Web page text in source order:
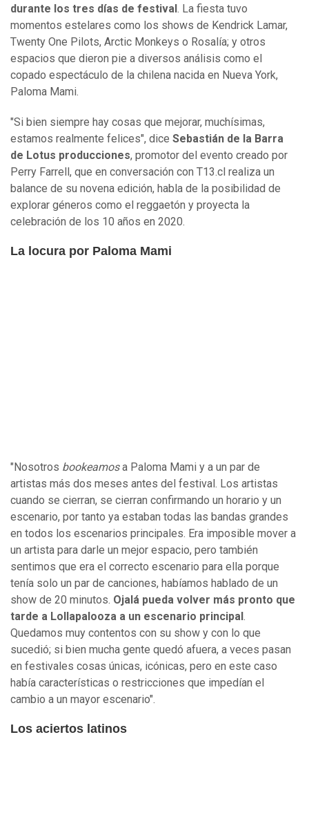
durante los tres días de festival . La fiesta tuvo
momentos estelares como los shows de Kendrick Lamar,
Twenty One Pilots, Arctic Monkeys o Rosalía; y otros
espacios que dieron pie a diversos análisis como el
copado espectáculo de la chilena nacida en Nueva York,
Paloma Mami.
"Si bien siempre hay cosas que mejorar, muchísimas,
estamos realmente felices", dice Sebastián de la Barra
de Lotus producciones, promotor del evento creado por
Perry Farrell, que en conversación con T13.cl realiza un
balance de su novena edición, habla de la posibilidad de
explorar géneros como el reggaetón y proyecta la
celebración de los 10 años en 2020.
La locura por Paloma Mami
"Nosotros bookeamosa Paloma Mami y a un par de
artistas más dos meses antes del festival. Los artistas
cuando se cierran, se cierran confirmando un horario y un
escenario, por tanto ya estaban todas las bandas grandes
en todos los escenarios principales. Era imposible mover a
un artista para darle un mejor espacio, pero también
sentimos que era el correcto escenario para ella porque
tenía solo un par de canciones, habíamos hablado de un
show de 20 minutos. Ojalá pueda volver más pronto que
tarde a Lollapalooza a un escenario principal .
Quedamos muy contentos con su show y con lo que
sucedió; si bien mucha gente quedó afuera, a veces pasan
en festivales cosas únicas, icónicas, pero en este caso
había características o restricciones que impedían el
cambio a un mayor escenario".
Los aciertos latinos